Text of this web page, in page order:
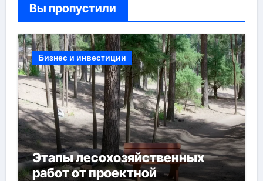
Вы пропустили
Бизнес и инвестиции
Этапы лесохозяйственных
работ от проектной